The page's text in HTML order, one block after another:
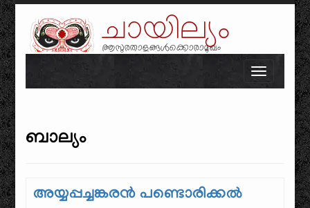
ചായില്യം
ആസുരതാളങ്ങൾക്കൊരാമുഖം
Skip to content
Toggle
ബാല്യം
അയ്യപ്പച്ചങ്കരൻ പണ്ടൊരിക്കൽ